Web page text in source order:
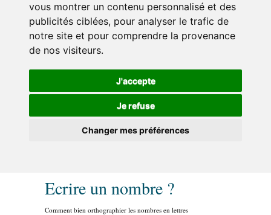
vous montrer un contenu personnalisé et des
publicités ciblées, pour analyser le trafic de
notre site et pour comprendre la provenance
de nos visiteurs.
J'accepte
Je refuse
Changer mes préférences
Ecrire un nombre ?
Comment bien orthographier les nombres en lettres